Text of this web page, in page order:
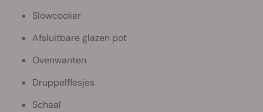
Slowcooker
Afsluitbare glazen pot
Ovenwanten
Druppelflesjes
Schaal